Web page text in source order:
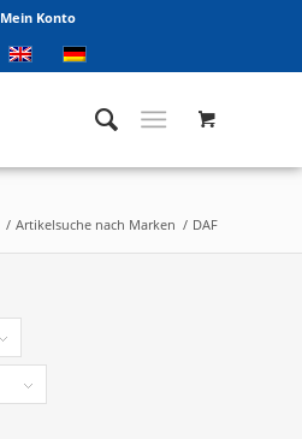
Mein Konto
/ Artikelsuche nach Marken / DAF